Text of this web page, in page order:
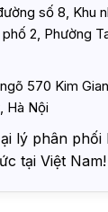
số 8, Khu
phố 2, Phường
570 Kim
Hà Nội
lý phân phối
tại Việt Nam!